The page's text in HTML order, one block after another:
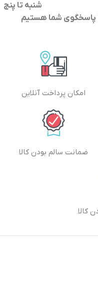
شنبه تا پنج
امکان پرداخت آنلاین
ضمانت سالم بودن کالا
کالا